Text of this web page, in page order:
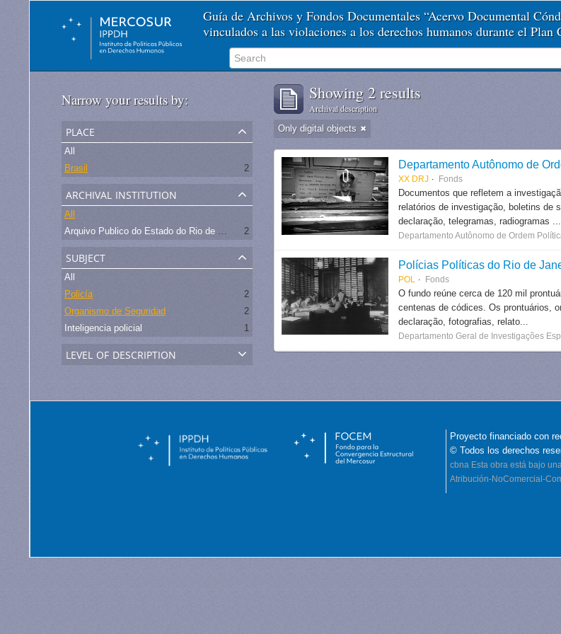
Guía de Archivos y Fondos Documentales “Acervo Documental
vinculados a las violaciones a los derechos humanos durante el Plan
Narrow your results by:
place
All
Brasil
2
archival institution
All
Arquivo Publico do Estado do Rio de Janeiro -
2
subject
All
Policía
2
Organismo de Seguridad
2
Inteligencia policial
1
level of description
Showing 2 results
Archival description
Only digital objects
Departamento Autônomo de
XX DRJ Fonds
Documentos que refletem a
relatórios de investigação, boletins de
declaração, telegramas, radiogramas ...
Departamento Autônomo de Ordem
Polícias Políticas do Rio de
POL Fonds
O fundo reúne cerca de 120 mil
centenas de códices. Os prontuários,
declaração, fotografias, relato...
Departamento Geral de Investigações
Proyecto financiado con
© Todos los derechos
cbna Esta obra está bajo
Atribución-NoComercial-